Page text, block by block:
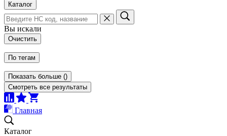
Каталог
Вы искали
Очистить
По тегам
Показать больше ()
Смотреть все результаты
Главная
Каталог